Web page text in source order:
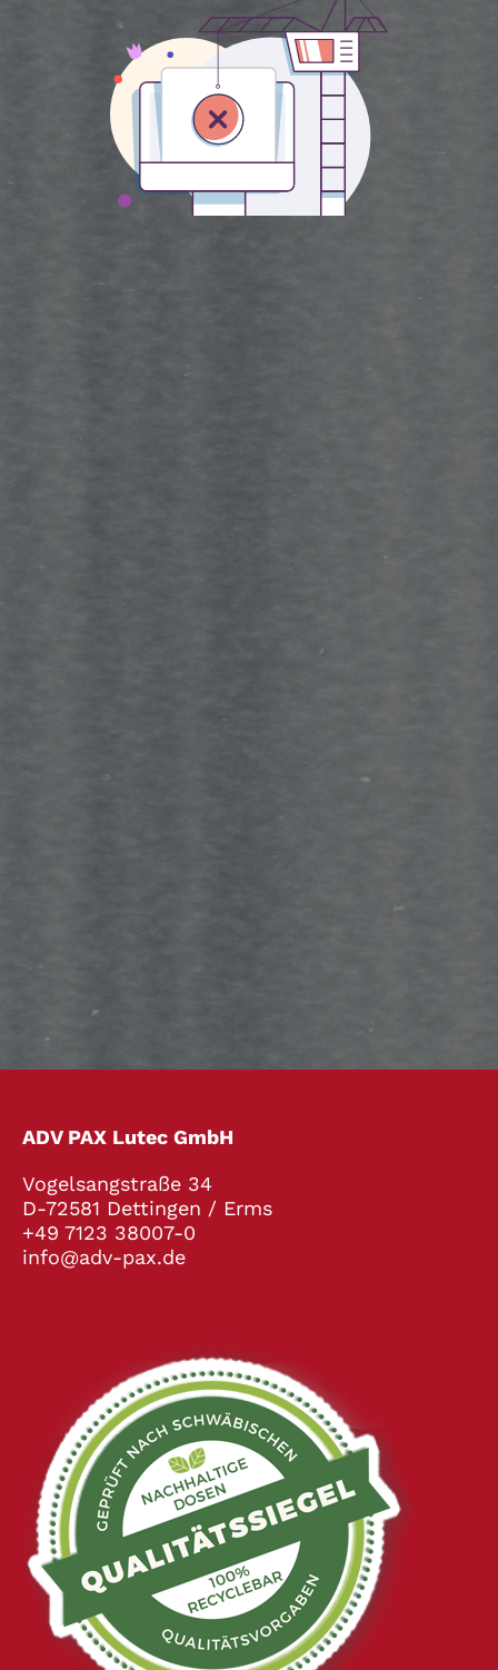
ADV PAX Lutec GmbH
Vogelsangstraße 34
D-72581 Dettingen / Erms
+49 7123 38007-0
info@adv-pax.de